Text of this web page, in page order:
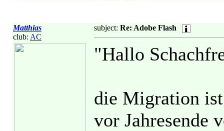
Matthias
club: AC
subject: Re: Adobe Flash
"Hallo
die Migration
vor Jahresende